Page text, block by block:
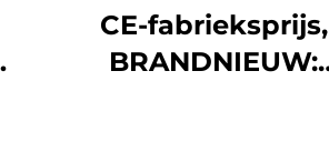
CE-fabrieksprijs,
BRANDNIEUW: